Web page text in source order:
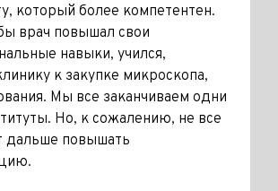
который более компетен­тен.
врач повышал свои
навыки, учился,
к закуп­ке микроскопа,
Мы все заканчиваем одни
Но, к сожалению, не все
дальше повышать